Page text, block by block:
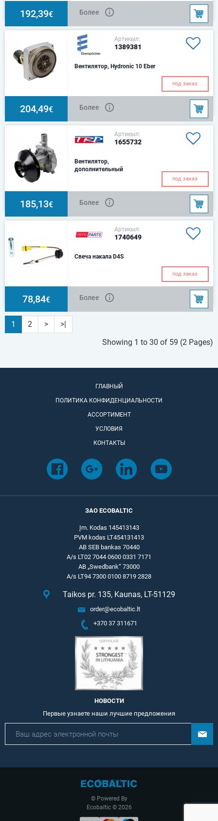
192,39€ Более
Артикыл:
1389381
Вентилятор, Hydronic 10 Eber
под заказ
204,49€ Более
Артикыл:
1655732
Bентилятор,
дополнительный
под заказ
185,13€ Более
Артикыл:
1740649
Свеча накала D4S
под заказ
78,84€ Более
1 2 >
>|
Showing 1 to 30 of 59 (2 Pages)
ГЛАВНЫЙ
ПОЛИТИКА КОНФИДЕНЦИАЛЬНОСТИ
АССОРТИМЕНТ
УСЛОВИЯ
КОНТАКТЫ
ЗАО ECOBALTIC
Įm. Kodas 145413143
PVM kodas LT454131413
AB SEB bankas 70440
A/s LT02 7044 0600 0331 7171
AB „Swedbank“ 73000
A/s LT94 7300 0100 8719 2828
Taikos pr. 135, Kaunas, LT-51129
order@ecobaltic.lt
+370 37 311671
НОВОСТИ
Первые узнаете наши лучшие предложения
© Powered By
OpenCart
Ecobaltic © 2026